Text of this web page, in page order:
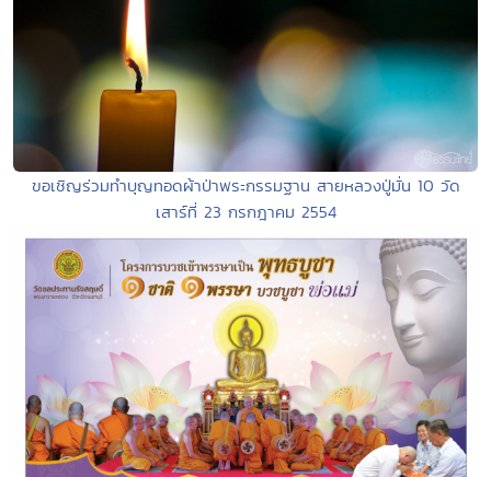
ขอเชิญร่วมทำบุญทอดผ้าป่าพระกรรมฐาน สายหลวงปู่มั่น 10 วัด
เสาร์ที่ 23 กรกฎาคม 2554